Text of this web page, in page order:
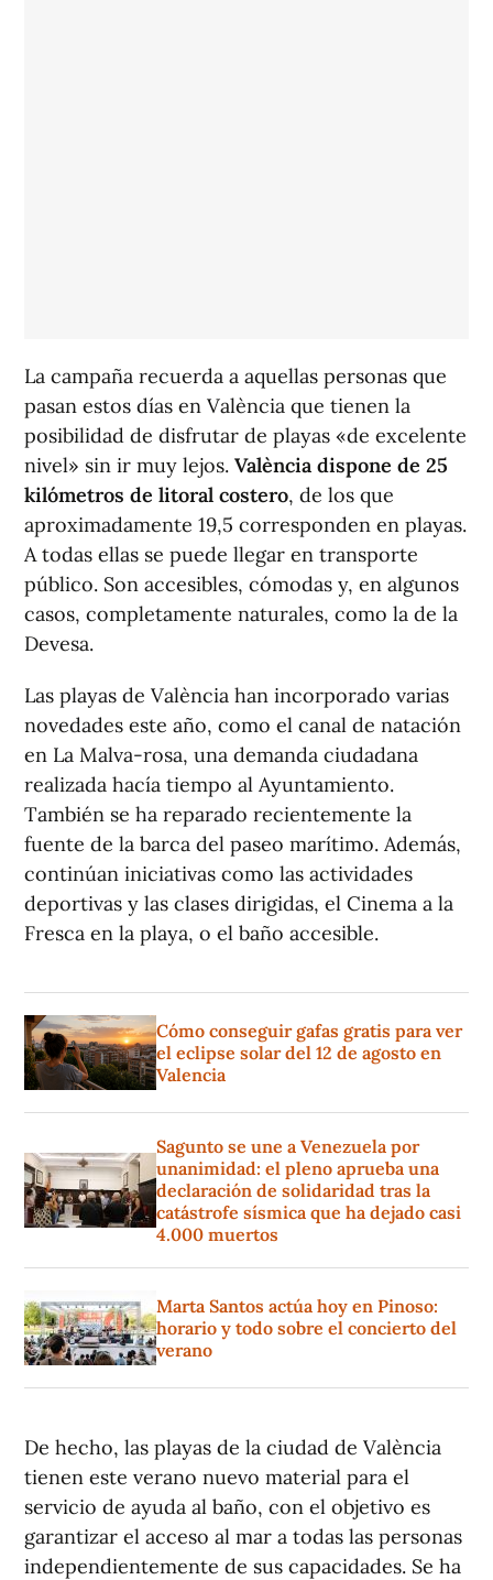
La campaña recuerda a aquellas personas que
pasan estos días en València que tienen la
posibilidad de disfrutar de playas «de excelente
nivel» sin ir muy lejos. València dispone de 25
kilómetros de litoral costero, de los que
aproximadamente 19,5 corresponden en playas.
A todas ellas se puede llegar en transporte
público. Son accesibles, cómodas y, en algunos
casos, completamente naturales, como la de la
Devesa.
Las playas de València han incorporado varias
novedades este año, como el canal de natación
en La Malva-rosa, una demanda ciudadana
realizada hacía tiempo al Ayuntamiento.
También se ha reparado recientemente la
fuente de la barca del paseo marítimo. Además,
continúan iniciativas como las actividades
deportivas y las clases dirigidas, el Cinema a la
Fresca en la playa, o el baño accesible.
Cómo conseguir gafas gratis para ver
el eclipse solar del 12 de agosto en
Valencia
Sagunto se une a Venezuela por
unanimidad: el pleno aprueba una
declaración de solidaridad tras la
catástrofe sísmica que ha dejado casi
4.000 muertos
Marta Santos actúa hoy en Pinoso:
horario y todo sobre el concierto del
verano
De hecho, las playas de la ciudad de València
tienen este verano nuevo material para el
servicio de ayuda al baño, con el objetivo es
garantizar el acceso al mar a todas las personas
independientemente de sus capacidades. Se ha